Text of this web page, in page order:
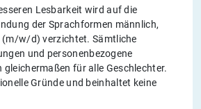
Lesbarkeit wird auf die
der Sprachformen männlich,
(m/w/d) verzichtet. Sämtliche
und personenbezogene
für alle Geschlechter.
Gründe und beinhaltet keine